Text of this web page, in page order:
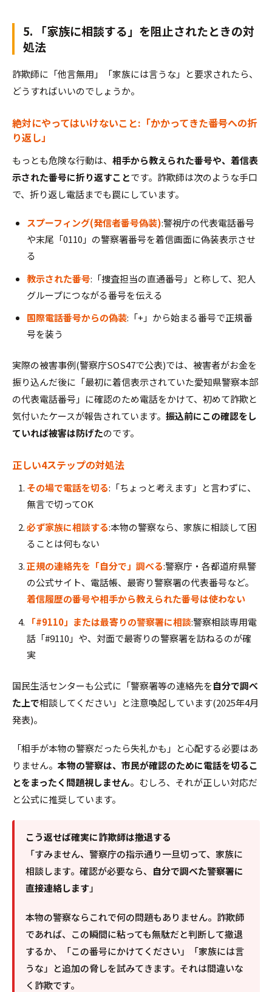
5. 「家族に相談する」を阻止されたときの対
処法
詐欺師に「他言無用」「家族には言うな」と要求されたら、
どうすればいいのでしょうか。
絶対にやってはいけないこと:「かかってきた番号への折
り返し」
もっとも危険な行動は、 相手から教えられた番号や、着信表
示された番号に折り返すことです。詐欺師は次のような手口
で、折り返し電話までも罠にしています。
スプーフィング(発信者番号偽装):警視庁の代表電話番号
や末尾「0110」の警察署番号を着信画面に偽装表示させ
る
教示された番号:「捜査担当の直通番号」と称して、犯人
グループにつながる番号を伝える
国際電話番号からの偽装:「+」から始まる番号で正規番
号を装う
実際の被害事例(警察庁SOS47で公表)では、被害者がお金を
振り込んだ後に「最初に着信表示されていた愛知県警察本部
の代表電話番号」に確認のため電話をかけて、初めて詐欺と
気付いたケースが報告されています。 振込前にこの確認をし
ていれば被害は防げたのです。
正しい4ステップの対処法
その場で電話を切る:「ちょっと考えます」と言わずに、
無言で切ってOK
必ず家族に相談する:本物の警察なら、家族に相談して困
ることは何もない
正規の連絡先を「自分で」調べる:警察庁・各都道府県警
の公式サイト、電話帳、最寄り警察署の代表番号など。
着信履歴の番号や相手から教えられた番号は使わない
「#9110」または最寄りの警察署に相談:警察相談専用電
話「#9110」や、対面で最寄りの警察署を訪ねるのが確
実
国民生活センターも公式に「警察署等の連絡先を自分で調べ
た上で相談してください」と注意喚起しています(2025年4月
発表)。
「相手が本物の警察だったら失礼かも」と心配する必要はあ
りません。 本物の警察は、市民が確認のために電話を切るこ
とをまったく問題視しません。むしろ、それが正しい対応だ
と公式に推奨しています。
こう返せば確実に詐欺師は撤退する
「すみません、警察庁の指示通り一旦切って、家族に
相談します。確認が必要なら、 自分で調べた警察署に
直接連絡します」
本物の警察ならこれで何の問題もありません。詐欺師
であれば、この瞬間に粘っても無駄だと判断して撤退
するか、「この番号にかけてください」「家族には言
うな」と追加の脅しを試みてきます。それは間違いな
く詐欺です。